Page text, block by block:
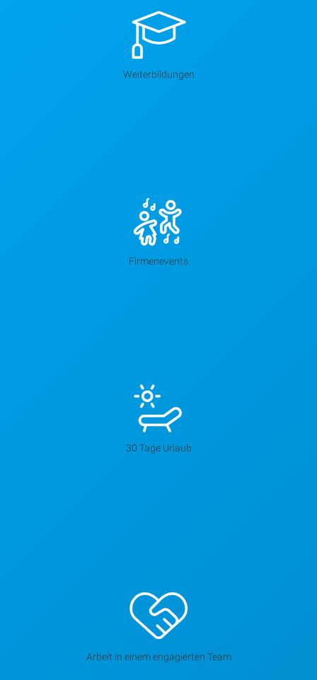
Weiterbildungen
Firmenevents
30 Tage Urlaub
Arbeit in einem engagierten Team